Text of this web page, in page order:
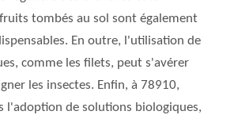
tombés au sol sont également
En outre, l'utilisation de
comme les filets, peut s'avérer
les insectes. Enfin, à 78910,
l'adoption de solutions biologiques,